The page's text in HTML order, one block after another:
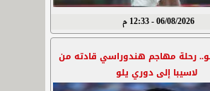
06/08/2026 - 12:33 م
رحلة مهاجم هندوراسي قادته من
لاسيبا إلى دوري يلو